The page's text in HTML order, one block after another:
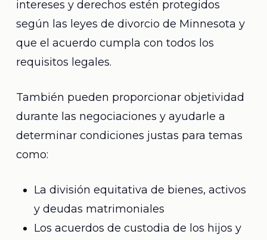
intereses y derechos estén protegidos
según las leyes de divorcio de Minnesota y
que el acuerdo cumpla con todos los
requisitos legales.
También pueden proporcionar objetividad
durante las negociaciones y ayudarle a
determinar condiciones justas para temas
como:
La división equitativa de bienes, activos
y deudas matrimoniales
Los acuerdos de custodia de los hijos y